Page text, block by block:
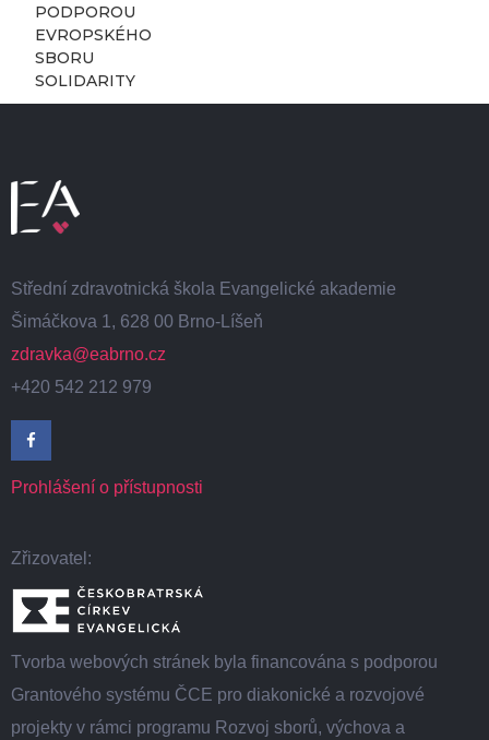
PODPOROU
EVROPSKÉHO
SBORU
SOLIDARITY
Střední zdravotnická škola Evangelické akademie
Šimáčkova 1, 628 00 Brno-Líšeň
zdravka@eabrno.cz
+420 542 212 979
Prohlášení o přístupnosti
Zřizovatel:
Tvorba webových stránek byla financována s podporou
Grantového systému ČCE pro diakonické a rozvojové
projekty v rámci programu Rozvoj sborů, výchova a